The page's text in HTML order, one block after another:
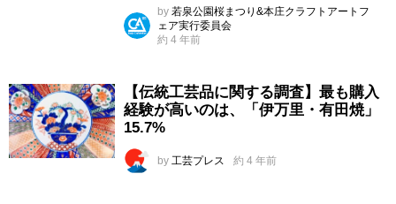
by 若泉公園桜まつり&本庄クラフトアートフ
ェア実行委員会
約 4 年前
【伝統工芸品に関する調査】最も購入
経験が高いのは、「伊万里・有田焼」
15.7%
by 工芸プレス 約 4 年前